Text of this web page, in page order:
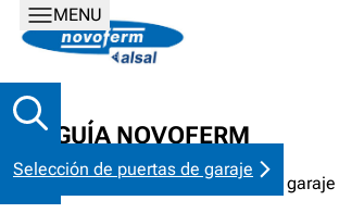
MENU
Selección de puertas de garaje
LA GUÍA NOVOFERM
Trucos y consejos para puertas de garaje